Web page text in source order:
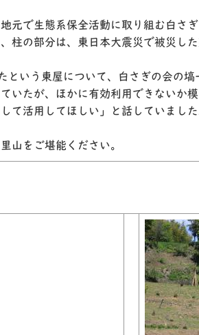
元で生態系保全活動に取り組む白さ
柱の部分は、東日本大震災で被災し
という東屋について、白さぎの会の
いたが、ほかに有効利用できないか
て活用してほしい」と話していました
山をご堪能ください。